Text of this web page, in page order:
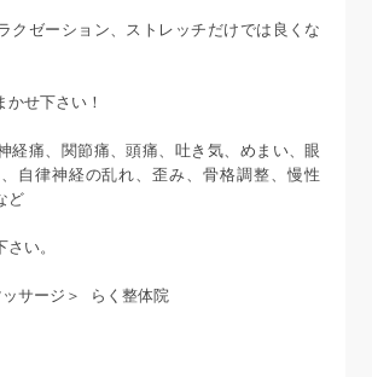
クゼーション、ストレッチだけでは良くな
かせ下さい！
経痛、関節痛、頭痛、吐き気、めまい、眼
自律神経の乱れ、歪み、骨格調整、慢性
ど
い。
ッサージ＞ らく整体院